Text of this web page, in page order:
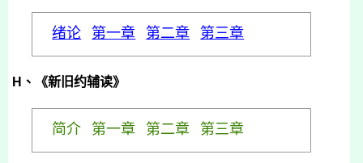
绪论 第一章 第二章 第三章
H 、《新旧约辅读》
简介 第一章 第二章 第三章